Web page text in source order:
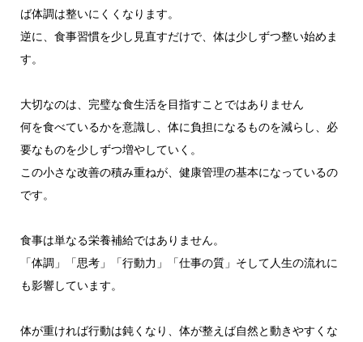
ば体調は整いにくくなります。
逆に、食事習慣を少し見直すだけで、体は少しずつ整い始めま
す。
大切なのは、完璧な食生活を目指すことではありません
何を食べているかを意識し、体に負担になるものを減らし、必
要なものを少しずつ増やしていく。
この小さな改善の積み重ねが、健康管理の基本になっているの
です。
食事は単なる栄養補給ではありません。
「体調」「思考」「行動力」「仕事の質」そして人生の流れに
も影響しています。
体が重ければ行動は鈍くなり、体が整えば自然と動きやすくな